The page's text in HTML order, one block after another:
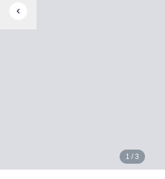
chevron_left
1 / 3